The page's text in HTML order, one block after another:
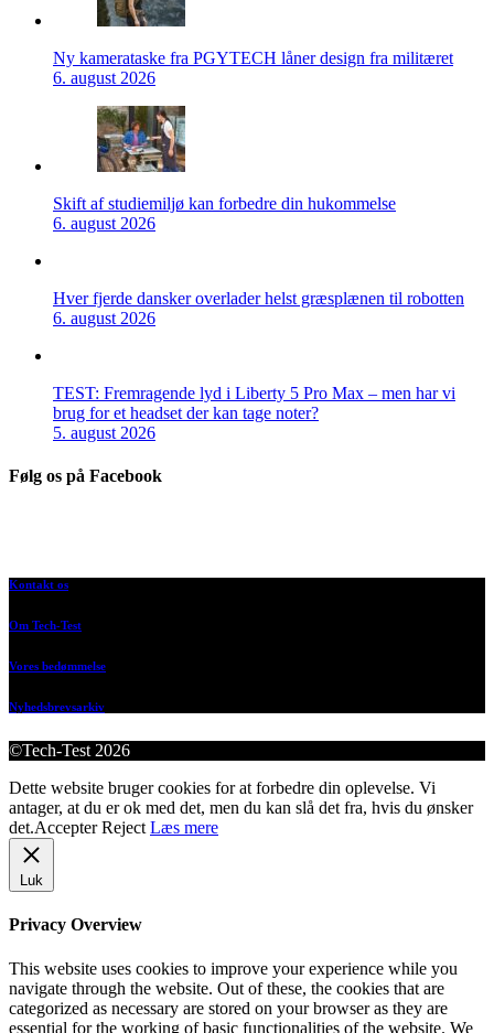
Ny kamerataske fra PGYTECH låner design fra militæret
6. august 2026
Skift af studiemiljø kan forbedre din hukommelse
6. august 2026
Hver fjerde dansker overlader helst græsplænen til robotten
6. august 2026
TEST: Fremragende lyd i Liberty 5 Pro Max – men har vi
brug for et headset der kan tage noter?
5. august 2026
Følg os på Facebook
Kontakt os
Om Tech-Test
Vores bedømmelse
Nyhedsbrevsarkiv
©Tech-Test 2026
Dette website bruger cookies for at forbedre din oplevelse. Vi
antager, at du er ok med det, men du kan slå det fra, hvis du ønsker
det.Accepter Reject Læs mere
Luk
Privacy Overview
This website uses cookies to improve your experience while you
navigate through the website. Out of these, the cookies that are
categorized as necessary are stored on your browser as they are
essential for the working of basic functionalities of the website. We